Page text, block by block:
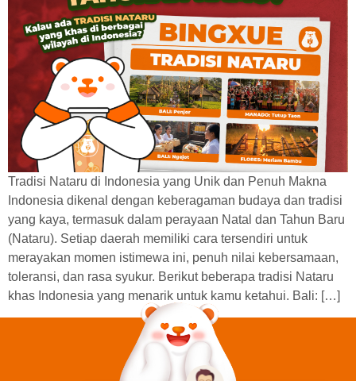
Tradisi Nataru di Indonesia yang Unik dan Penuh Makna
Indonesia dikenal dengan keberagaman budaya dan tradisi
yang kaya, termasuk dalam perayaan Natal dan Tahun Baru
(Nataru). Setiap daerah memiliki cara tersendiri untuk
merayakan momen istimewa ini, penuh nilai kebersamaan,
toleransi, dan rasa syukur. Berikut beberapa tradisi Nataru
khas Indonesia yang menarik untuk kamu ketahui. Bali: […]